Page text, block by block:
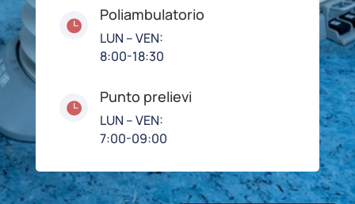

Poliambulatorio
LUN – VEN:
8:00-18:30

Punto prelievi
LUN – VEN:
7:00-09:00